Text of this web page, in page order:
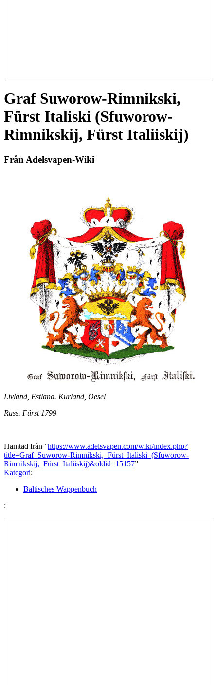
Graf Suworow-Rimnikski,
Fürst Italiski (Sfuworow-
Rimnikskij, Fürst Italiiskij)
Från Adelsvapen-Wiki
Livland, Estland. Kurland, Oesel
Russ. Fürst 1799
Hämtad från ”https://www.adelsvapen.com/wiki/index.php?
title=Graf_Suworow-Rimnikski,_Fürst_Italiski_(Sfuworow-
Rimnikskij,_Fürst_Italiiskij)&oldid=15157”
Kategori:
Baltisches Wappenbuch
: